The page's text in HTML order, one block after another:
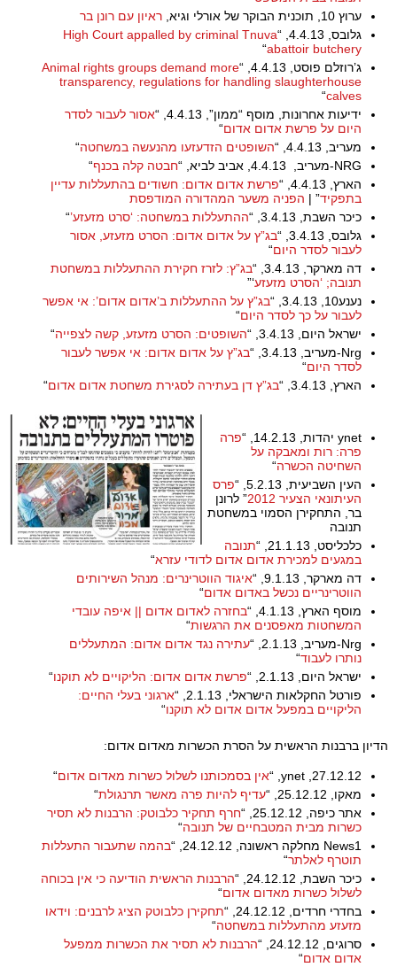
ערוץ 10, תוכנית הבוקר של אורלי וגיא,
ראיון עם רונן בר
גלובס, 4.4.13, “
High Court appalled by criminal Tnuva
abattoir butchery
“
ג’רוזלם פוסט, 4.4.13, “
Animal rights groups demand more
transparency, regulations for handling slaughterhouse
calves
“
ידיעות אחרונות, מוסף “ממון”, 4.4.13, “
אסור לעבור לסדר
היום על פרשת אדום אדום“
מעריב, 4.4.13, “
השופטים הזדעזעו מהנעשה במשחטה“
NRG-מעריב, 4.4.13, אביב לביא, “
חבטה קלה בכנף“
הארץ, 4.4.13, “
פרשת אדום אדום: חשודים בהתעללות עדיין
בתפקיד” | הפניה משער המהדורה המודפסת
כיכר השבת, 3.4.13, “
ההתעללות במשחטה: ‘סרט מזעזע’“
גלובס, 3.4.13, “
בג”ץ על אדום אדום: הסרט מזעזע, אסור
לעבור לסדר היום“
דה מארקר, 3.4.13, “
בג”ץ: לזרז חקירת ההתעללות במשחטת
תנובה; ‘הסרט מזעזע‘”
נענע10, 3.4.13, “
בג”ץ על ההתעללות ב’אדום אדום’: אי אפשר
לעבור על כך לסדר היום“
ישראל היום, 3.4.13, “
השופטים: הסרט מזעזע, קשה לצפייה“
Nrg-מעריב, 3.4.13, “
בג”ץ על אדום אדום: אי אפשר לעבור
לסדר היום“
הארץ, 3.4.13, “
בג”ץ דן בעתירה לסגירת משחטת אדום אדום“
ynet יהדות, 14.2.13, “
פרה
פרה: רות ומאבקה על
השחיטה הכשרה“
העין השביעית, 5.2.13, “
פרס
העיתונאי הצעיר 2012
” לרונן
בר, התחקירן הסמוי במשחטת
תנובה
כלכליסט, 21.1.13, “
תנובה
במגעים למכירת אדום אדום לדודי עזרא“
דה מארקר, 9.1.13, “
איגוד הווטרינרים: מנהל השירותים
הווטרינריים נכשל באדום אדום“
מוסף הארץ, 4.1.13, “
בחזרה לאדום אדום || איפה עובדי
המשחטות מאפסנים את הרגשות“
Nrg-מעריב, 2.1.13, “
עתירה נגד אדום אדום: המתעללים
נותרו לעבוד“
ישראל היום, 2.1.13, “
פרשת אדום אדום: הליקויים לא תוקנו“
פורטל החקלאות הישראלי, 2.1.13, “
ארגוני בעלי החיים:
הליקויים במפעל אדום אדום לא תוקנו“
הדיון ברבנות הראשית על הסרת הכשרות מאדום אדום:
ynet ,27.12.12, “ אין בסמכותנו לשלול כשרות מאדום אדום“
מאקו, 25.12.12, “
עדיף להיות פרה מאשר תרנגולת“
אתר כיפה, 25.12.12, “
חרף תחקיר כלבוטק: הרבנות לא תסיר
כשרות מבית המטבחיים של תנובה“
News1 מחלקה ראשונה, 24.12.12, “
בהמה שתעבור התעללות
תוטרף לאלתר“
כיכר השבת, 24.12.12, “
הרבנות הראשית הודיעה כי אין בכוחה
לשלול כשרות מאדום אדום“
בחדרי חרדים, 24.12.12, “
תחקירן כלבוטק הציג לרבנים: וידאו
מזעזע מהתעללות במשחטה“
סרוגים, 24.12.12, “
הרבנות לא תסיר את הכשרות ממפעל
אדום אדום“